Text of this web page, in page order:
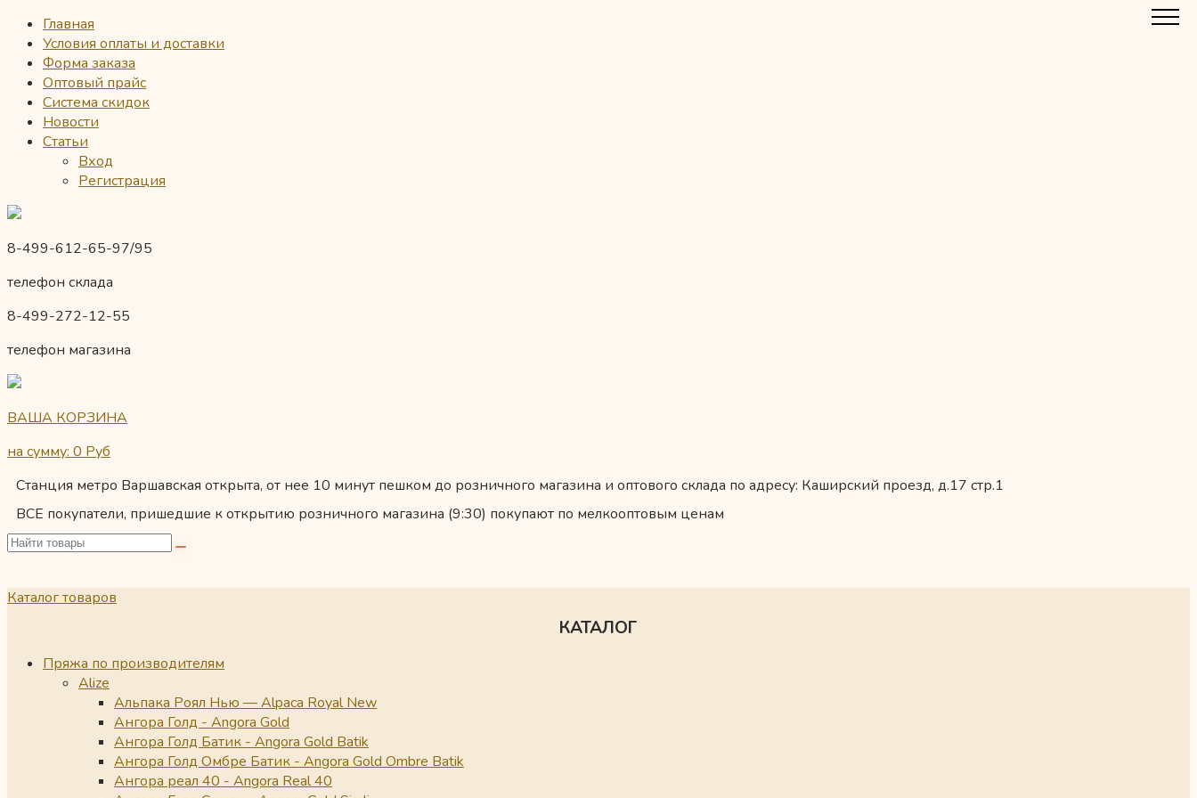
Главная
Условия оплаты и доставки
Форма заказа
Оптовый прайс
Система скидок
Новости
Статьи
Вход
Регистрация
8-499-612-65-97/95
телефон склада
8-499-272-12-55
телефон магазина
ВАША КОРЗИНА
на сумму: 0 Руб
Станция метро Варшавская открыта, от нее 10 минут пешком до розничного магазина и оптового склада по адресу: Каширский проезд, д.17 стр.1
ВСЕ покупатели, пришедшие к открытию розничного магазина (9:30) покупают по мелкооптовым ценам
Каталог товаров
КАТАЛОГ
Пряжа по производителям
Alize
Альпака Роял Нью — Alpaca Royal New
Ангора Голд - Angora Gold
Ангора Голд Батик - Angora Gold Batik
Ангора Голд Омбре Батик - Angora Gold Ombre Batik
Ангора реал 40 - Angora Real 40